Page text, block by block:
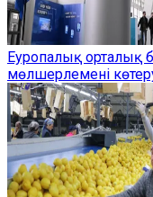
Еуропалық орталық
мөлшерлемені